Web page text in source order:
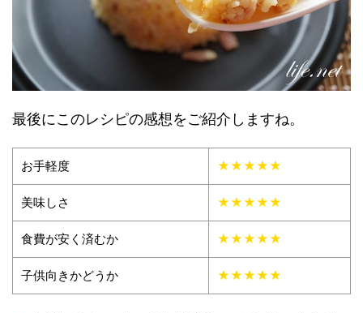
最後にこのレシピの感想をご紹介しますね。
お手軽度 ★★★★★
美味しさ ★★★★★
食費が安く済むか ★★★★★
子供向きかどうか ★★★★★